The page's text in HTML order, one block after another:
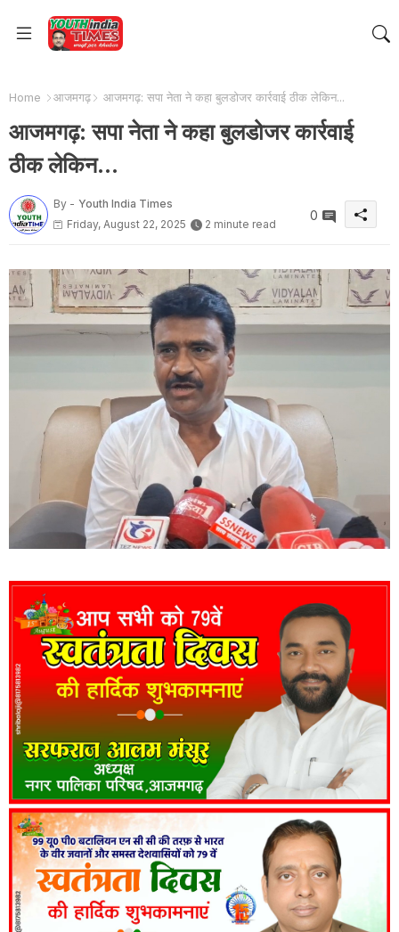
Home आजमगढ़ आजमगढ़: सपा नेता ने कहा बुलडोजर कार्रवाई ठीक लेकिन...
आजमगढ़: सपा नेता ने कहा बुलडोजर कार्रवाई
ठीक लेकिन...
By - Youth India Times
Friday, August 22, 2025
2 minute read
0